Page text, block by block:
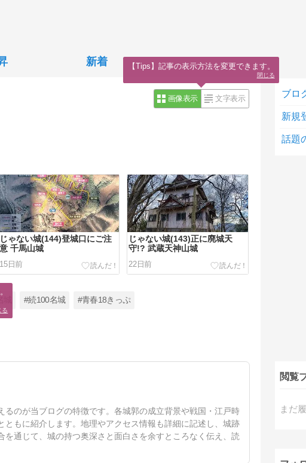
新着
画像表示 文字表示
じゃない城(144)登城口にご注
意 千馬山城
15日前
じゃない城(143)正に廃城天
守!? 武蔵天神山城
22日前
#続100名城 #青春18きっぷ
のが当ブログの特徴です。各城郭の成立背景や戦国・江戸時
もに紹介します。地理やアクセス情報も詳細に記述し、城跡
通じて、城の持つ奥深さと面白さを余すところなく伝え、読
ブロ
新規
話題
閲覧
まだ
る
【Tips】記事の表示方法を変更できます。
閉じる